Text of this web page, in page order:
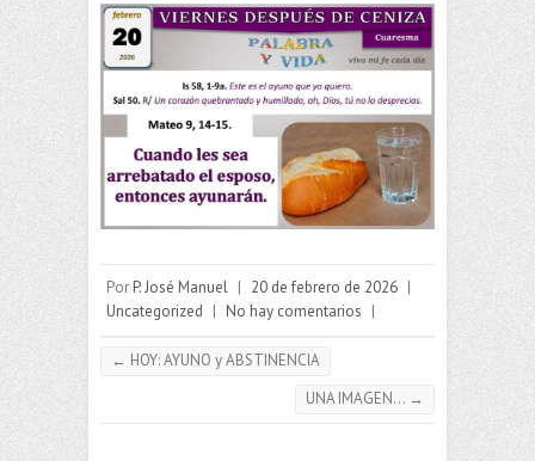
Por P. José Manuel | 20 de febrero de 2026 |
Uncategorized | No hay comentarios |
← HOY: AYUNO y ABSTINENCIA
UNA IMAGEN… →